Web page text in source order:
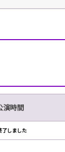
演時間
了しました